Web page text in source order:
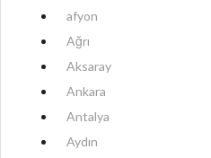
afyon
Ağrı
Aksaray
Ankara
Antalya
Aydın